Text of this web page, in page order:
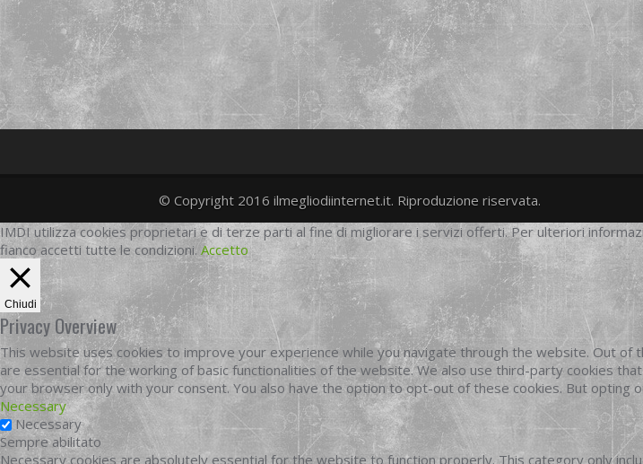
twittergoogleplus
facebook
© Copyright 2016 ilmegliodiinternet.it. Riproduzione riservata.
IMDI utilizza cookies proprietari e di terze parti al fine di migliorare i servizi offerti. Per ulteriori
fianco accetti tutte le condizioni. Accetto
Chiudi
Privacy Overview
This website uses cookies to improve your experience while you navigate through the website. Out
are essential for the working of basic functionalities of the website. We also use third-party cookies
your browser only with your consent. You also have the option to opt-out of these cookies. But opting
Necessary
Necessary
Sempre abilitato
Necessary cookies are absolutely essential for the website to function properly. This category only